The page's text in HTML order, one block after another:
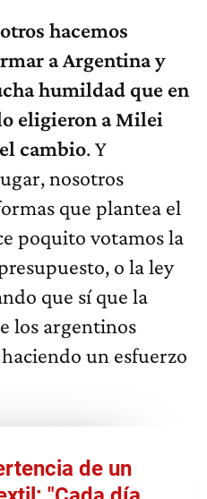
hacemos
a Argentina y
humildad que en
o eligieron a Milei
cambio. Y
nosotros
que plantea el
poquito votamos la
o la ley
que sí que la
los argentinos
un esfuerzo
de un